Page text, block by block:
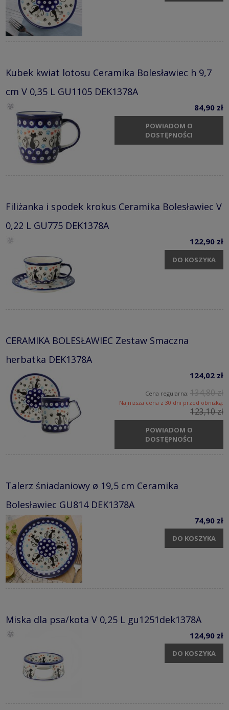
Kubek kwiat lotosu Ceramika Bolesławiec h 9,7
cm V 0,35 L GU1105 DEK1378A
84,90 zł
POWIADOM O
DOSTĘPNOŚCI
Filiżanka i spodek krokus Ceramika Bolesławiec V
0,22 L GU775 DEK1378A
122,90 zł
DO KOSZYKA
CERAMIKA BOLESŁAWIEC Zestaw Smaczna
herbatka DEK1378A
124,02 zł
Cena regularna: 134,80 zł
Najniższa cena z 30 dni przed obniżką:
123,10 zł
POWIADOM O
DOSTĘPNOŚCI
Talerz śniadaniowy ø 19,5 cm Ceramika
Bolesławiec GU814 DEK1378A
74,90 zł
DO KOSZYKA
Miska dla psa/kota V 0,25 L gu1251dek1378A
124,90 zł
DO KOSZYKA